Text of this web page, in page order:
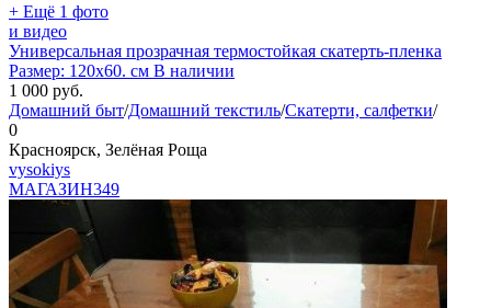
+ Ещё 1 фото
и видео
Универсальная прозрачная термостойкая скатерть-пленка
Размер: 120х60. см В наличии
1 000 руб.
Домашний быт/Домашний текстиль/Скатерти, салфетки/
0
Красноярск, Зелёная Роща
vysokiys
МАГАЗИН349